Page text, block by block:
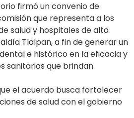
firmó un convenio de
que representa a los
salud y hospitales de alta
Tlalpan, a fin de generar un
e histórico en la eficacia y
sanitarios que brindan.
el acuerdo busca fortalecer
de salud con el gobierno